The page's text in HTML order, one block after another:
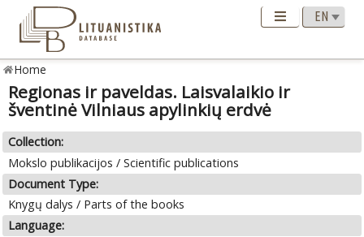
Home
Regionas ir paveldas. Laisvalaikio ir
šventinė Vilniaus apylinkių erdvė
Collection:
Mokslo publikacijos / Scientific publications
Document Type:
Knygų dalys / Parts of the books
Language: